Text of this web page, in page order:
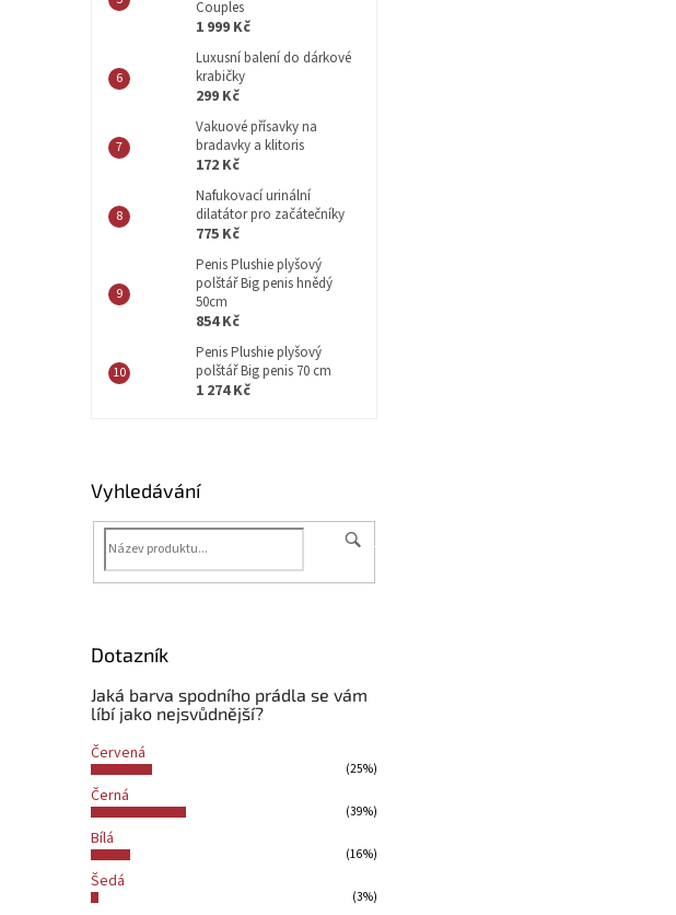
Couples
1 999 Kč
Luxusní balení do dárkové
krabičky
299 Kč
Vakuové přísavky na
bradavky a klitoris
172 Kč
Nafukovací urinální
dilatátor pro začátečníky
775 Kč
Penis Plushie plyšový
polštář Big penis hnědý
50cm
854 Kč
Penis Plushie plyšový
polštář Big penis 70 cm
1 274 Kč
Vyhledávání
Dotazník
Jaká barva spodního prádla se vám
líbí jako nejsvůdnější?
Červená
(25%)
Černá
(39%)
Bílá
(16%)
Šedá
(3%)